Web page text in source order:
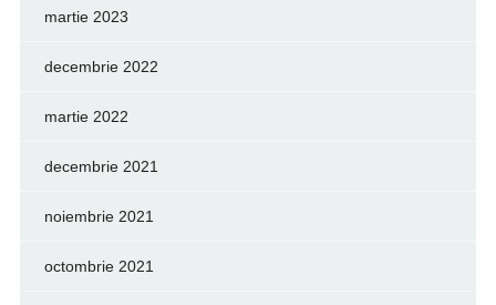
martie 2023
decembrie 2022
martie 2022
decembrie 2021
noiembrie 2021
octombrie 2021